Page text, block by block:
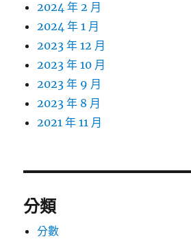
2024 年 2 月
2024 年 1 月
2023 年 12 月
2023 年 10 月
2023 年 9 月
2023 年 8 月
2021 年 11 月
分類
分數